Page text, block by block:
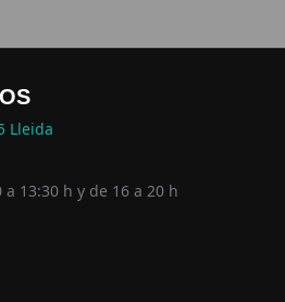
Lleida
13:30 h y de 16 a 20 h